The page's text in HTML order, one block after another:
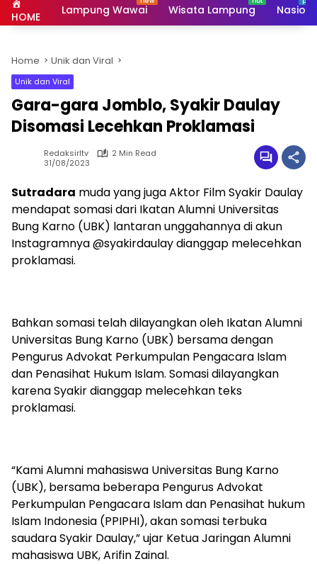
HOME Lampung Wawai Wisata Lampung
Home Unik dan Viral
Unik dan Viral
Gara-gara Jomblo, Syakir Daulay
Disomasi Lecehkan Proklamasi
Redaksirltv
2 Min Read
31/08/2023
Sutradara muda yang juga Aktor Film Syakir Daulay
mendapat somasi dari Ikatan Alumni Universitas
Bung Karno (UBK) lantaran unggahannya di akun
Instagramnya @syakirdaulay dianggap melecehkan
proklamasi.
Bahkan somasi telah dilayangkan oleh Ikatan Alumni
Universitas Bung Karno (UBK) bersama dengan
Pengurus Advokat Perkumpulan Pengacara Islam
dan Penasihat Hukum Islam. Somasi dilayangkan
karena Syakir dianggap melecehkan teks
proklamasi.
“Kami Alumni mahasiswa Universitas Bung Karno
(UBK), bersama beberapa Pengurus Advokat
Perkumpulan Pengacara Islam dan Penasihat hukum
Islam Indonesia (PPIPHI), akan somasi terbuka
saudara Syakir Daulay,” ujar Ketua Jaringan Alumni
mahasiswa UBK, Arifin Zainal.